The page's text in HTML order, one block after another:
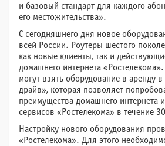
и базовый стандарт для каждого
его местожительства».
С сегодняшнего дня новое
всей России. Роутеры шестого
как новые клиенты, так и
домашнего интернета
могут взять оборудование в аренду
драйв», которая позволяет
преимущества домашнего интернета
сервисов «Ростелекома» в течение
Настройку нового оборудования
«Ростелекома». Для этого